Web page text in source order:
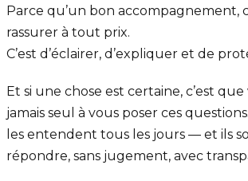
Parce qu’un bon accompagnement,
rassurer à tout prix.
C’est d’éclairer, d’expliquer et de
Et si une chose est certaine, c’est que
jamais seul à vous poser ces
les entendent tous les jours — et ils
répondre, sans jugement, avec